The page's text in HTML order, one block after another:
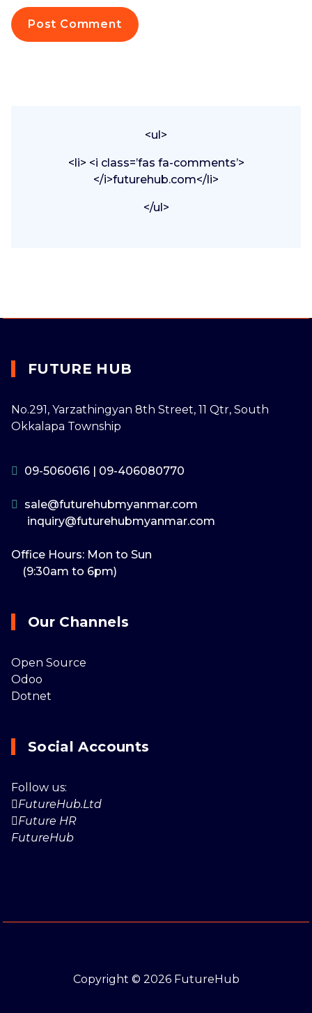
<ul>
<li> <i class=’fas fa-comments’>
</i>futurehub.com</li>
</ul>
FUTURE HUB
No.291, Yarzathingyan 8th Street, 11 Qtr, South
Okkalapa Township
09-5060616 09-406080770
sale@futurehubmyanmar.com
inquiry@futurehubmyanmar.com
Office Hours: Mon to Sun
(9:30am to 6pm)
Our Channels
Open Source
Odoo
Dotnet
Social Accounts
Follow us:
FutureHub.Ltd
Future HR
FutureHub
Copyright © 2026 FutureHub